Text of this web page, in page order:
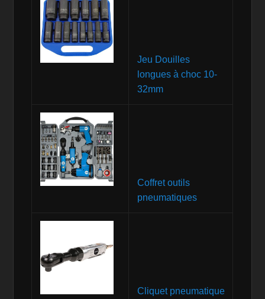
Jeu Douilles
longues à choc 10-
32mm
Coffret outils
pneumatiques
Cliquet pneumatique